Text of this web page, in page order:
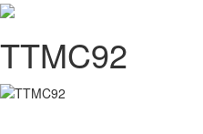
TTMC92